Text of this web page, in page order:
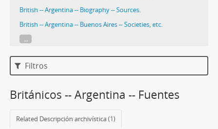
British -- Argentina -- Biography -- Sources.
British -- Argentina -- Buenos Aires -- Societies, etc.
...
Filtros
Británicos -- Argentina -- Fuentes
Related Descripción archivística (1)